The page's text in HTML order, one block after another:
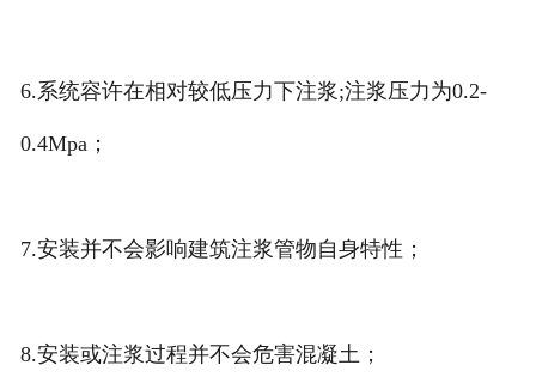
6.系统容许在相对较低压力下注浆;注浆压力为0.2-
0.4Mpa；
7.安装并不会影响建筑注浆管物自身特性；
8.安装或注浆过程并不会危害混凝土；